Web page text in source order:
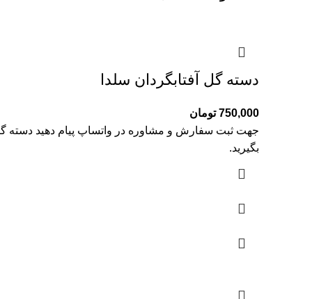
دسته گل آفتابگردان سلدا
750,000 تومان
جهت ثبت سفارش و مشاوره در واتساپ پیام دهید دسته
بگیرید.